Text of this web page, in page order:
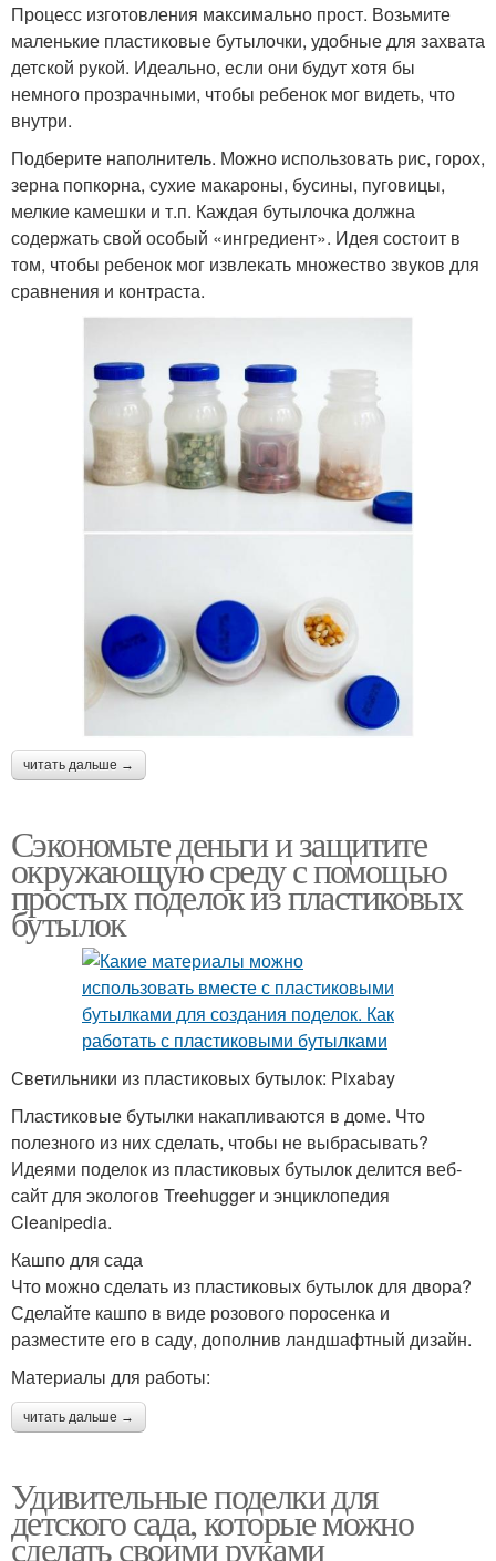
Процесс изготовления максимально прост. Возьмите
маленькие пластиковые бутылочки, удобные для захвата
детской рукой. Идеально, если они будут хотя бы
немного прозрачными, чтобы ребенок мог видеть, что
внутри.
Подберите наполнитель. Можно использовать рис, горох,
зерна попкорна, сухие макароны, бусины, пуговицы,
мелкие камешки и т.п. Каждая бутылочка должна
содержать свой особый «ингредиент». Идея состоит в
том, чтобы ребенок мог извлекать множество звуков для
сравнения и контраста.
читать дальше →
Сэкономьте деньги и защитите
окружающую среду с помощью
простых поделок из пластиковых
бутылок
Светильники из пластиковых бутылок: Pixabay
Пластиковые бутылки накапливаются в доме. Что
полезного из них сделать, чтобы не выбрасывать?
Идеями поделок из пластиковых бутылок делится веб-
сайт для экологов Treehugger и энциклопедия
Cleanipedia.
Кашпо для сада
Что можно сделать из пластиковых бутылок для двора?
Сделайте кашпо в виде розового поросенка и
разместите его в саду, дополнив ландшафтный дизайн.
Материалы для работы:
читать дальше →
Удивительные поделки для
детского сада, которые можно
сделать своими руками